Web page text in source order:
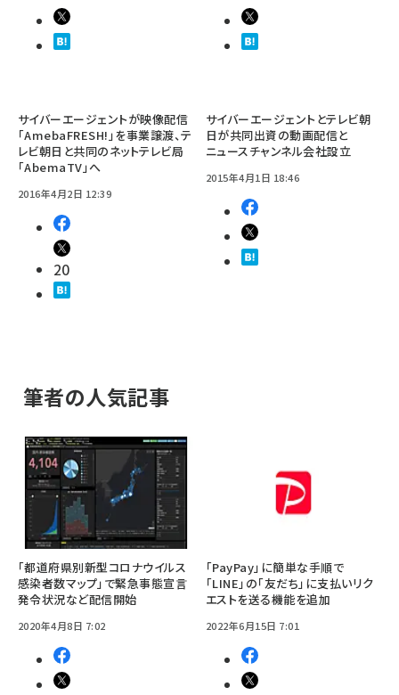
サイバーエージェントが映像配信
「AmebaFRESH!」を事業譲渡、テ
レビ朝日と共同のネットテレビ局
「AbemaTV」へ
2016年4月2日 12:39
20
サイバーエージェントとテレビ朝
日が共同出資の動画配信と
ニュースチャンネル会社設立
2015年4月1日 18:46
筆者の人気記事
「都道府県別新型コロナウイルス
感染者数マップ」で緊急事態宣言
発令状況など配信開始
2020年4月8日 7:02
「PayPay」に簡単な手順で
「LINE」の「友だち」に支払いリク
エストを送る機能を追加
2022年6月15日 7:01